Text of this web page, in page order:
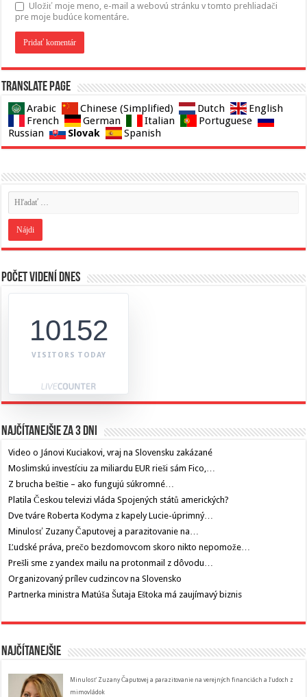
Uložiť moje meno, e-mail a webovú stránku v tomto prehliadači
pre moje budúce komentáre.
Translate page
Arabic Chinese (Simplified) Dutch
English
French
German Italian
Portuguese
Russian
Slovak Spanish
Počet videní dnes
10152
VISITORS TODAY
Najčítanejšie za 3 dni
Video o Jánovi Kuciakovi, vraj na Slovensku zakázané
Moslimskú investíciu za miliardu EUR rieši sám Fico,…
Z brucha beštie – ako fungujú súkromné…
Platila Českou televizi vláda Spojených států amerických?
Dve tváre Roberta Kodyma z kapely Lucie-úprimný…
Minulosť Zuzany Čaputovej a parazitovanie na…
Ľudské práva, prečo bezdomovcom skoro nikto nepomože…
Prešli sme z yandex mailu na protonmail z dôvodu…
Organizovaný prílev cudzincov na Slovensko
Partnerka ministra Matúša Šutaja Eštoka má zaujímavý biznis
Najčítanejšie
Minulosť Zuzany Čaputovej a parazitovanie na verejných financiách a ľudoch z
mimovládok